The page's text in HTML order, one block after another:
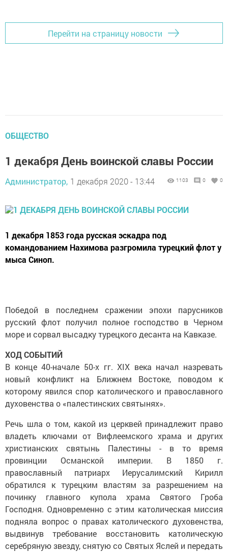
Перейти на страницу новости
ОБЩЕСТВО
1 декабря День воинской славы России
Администратор, 1 декабря 2020 - 13:44 1103 0 0
1 декабря 1853 года русская эскадра под
командованием Нахимова разгромила турецкий флот у
мыса Синоп.
Победой в последнем сражении эпохи парусников
русский флот получил полное господство в Черном
море и сорвал высадку турецкого десанта на Кавказе.
ХОД СОБЫТИЙ
В конце 40-начале 50-х гг. XIX века начал назревать
новый конфликт на Ближнем Востоке, поводом к
которому явился спор католического и православного
духовенства о «палестинских святынях».
Речь шла о том, какой из церквей принадлежит право
владеть ключами от Вифлеемского храма и других
христианских святынь Палестины - в то время
провинции Османской империи. В 1850 г.
православный патриарх Иерусалимский Кирилл
обратился к турецким властям за разрешением на
починку главного купола храма Святого Гроба
Господня. Одновременно с этим католическая миссия
подняла вопрос о правах католического духовенства,
выдвинув требование восстановить католическую
серебряную звезду, снятую со Святых Яслей и передать